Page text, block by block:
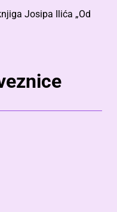
Josipa Ilića „Od